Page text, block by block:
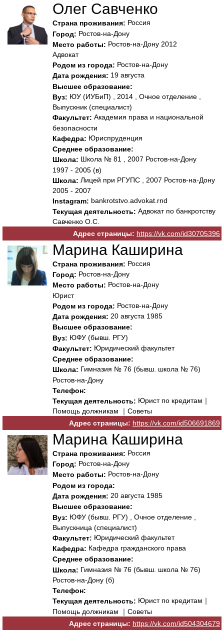
Олег Савченко
Страна проживания: Россия
Город: Ростов-на-Дону
Место работы: Ростов-на-Дону 2012
Адвокат
Родом из города: Ростов-на-Дону
Дата рождения: 19 августа
Высшее образование:
Вуз: ЮУ (ИУБиП) , 2014 , Очное отделение ,
Выпускник (специалист)
Факультет: Академия права и национальной
безопасности
Кафедра: Юриспруденция
Среднее образование:
Школа: Школа № 81 , 2007 Ростов-на-Дону
1997 - 2005 (в)
Школа: Лицей при РГУПС , 2007 Ростов-на-Дону
2005 - 2007
Instagram: bankrotstvo.advokat.rnd
Текущая деятельность: Адвокат по банкротству
Савченко О.С.
Адрес страницы: https://vk.com/id30705396
Марина Каширина
Страна проживания: Россия
Город: Ростов-на-Дону
Место работы: Ростов-на-Дону
Юрист
Родом из города: Ростов-на-Дону
Дата рождения: 20 августа 1985
Высшее образование:
Вуз: ЮФУ (бывш. РГУ)
Факультет: Юридический факультет
Среднее образование:
Школа: Гимназия № 76 (бывш. школа № 76)
Ростов-на-Дону
Телефон:
Текущая деятельность: Юрист по кредитам｜
Помощь должникам ｜Советы
Адрес страницы: https://vk.com/id506691869
Марина Каширина
Страна проживания: Россия
Город: Ростов-на-Дону
Место работы: Ростов-на-Дону
Родом из города:
Дата рождения: 20 августа 1985
Высшее образование:
Вуз: ЮФУ (бывш. РГУ) , Очное отделение ,
Выпускница (специалист)
Факультет: Юридический факультет
Кафедра: Кафедра гражданского пpава
Среднее образование:
Школа: Гимназия № 76 (бывш. школа № 76)
Ростов-на-Дону (б)
Телефон:
Текущая деятельность: Юрист по кредитам｜
Помощь должникам ｜Советы
Адрес страницы: https://vk.com/id504304679